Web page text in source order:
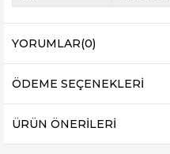
YORUMLAR(0)
ÖDEME SEÇENEKLERI
ÜRÜN ÖNERILERI